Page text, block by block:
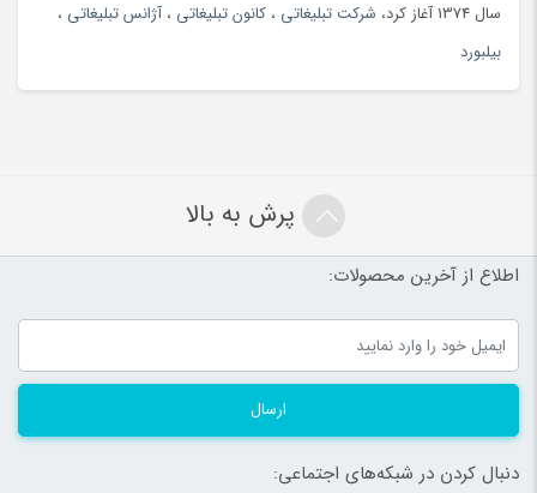
سال 1374 آغاز کرد،
شرکت تبلیغاتی ، کانون تبلیغاتی ،آژانس تبلیغاتی ،
بیلبورد
پرش به بالا
اطلاع از آخرین محصولات:
ارسال
دنبال کردن در شبکه‌های اجتماعی: